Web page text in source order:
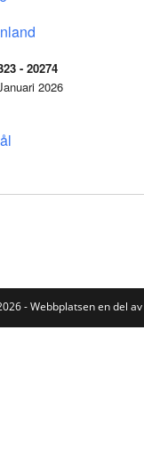
- 20274
2026
- Webbplatsen en del av